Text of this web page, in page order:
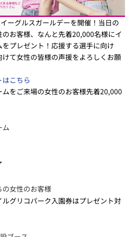
ーグルスガールデーを開催！当日の
お客様、なんと先着20,000名様にイ
プレゼント！応援する選手に向け
て女性の皆様の声援をよろしくお願
こちら
をご来場の女性のお客様先着20,000
ム
の女性のお客様
グリコパーク入園券はプレゼント対